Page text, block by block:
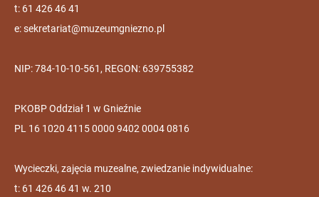
t: 61 426 46 41
e:sekretariat@muzeumgniezno.pl
NIP: 784-10-10-561, REGON: 639755382
PKOBP Oddział 1 w Gnieźnie
PL 16 1020 4115 0000 9402 0004 0816
Wycieczki, zajęcia muzealne, zwiedzanie indywidualne:
t: 61 426 46 41 w. 210